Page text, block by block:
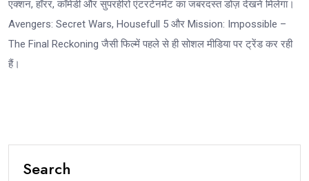
एक्शन, हॉरर, कॉमेडी और सुपरहीरो एंटरटेनमेंट का जबरदस्त डोज़ देखने मिलेगा।
Avengers: Secret Wars, Housefull 5 और Mission: Impossible –
The Final Reckoning जैसी फिल्में पहले से ही सोशल मीडिया पर ट्रेंड कर रही
हैं।
Search